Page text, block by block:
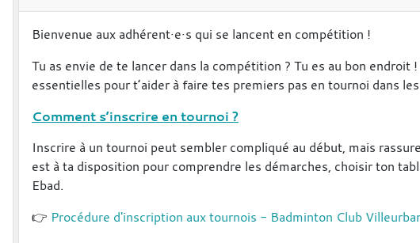
Bienvenue aux adhérent·e·s qui se lancent en compétition !
Tu as envie de te lancer dans la compétition ? Tu es au bon
essentielles pour t’aider à faire tes premiers pas en tournoi dans
Comment s’inscrire en tournoi ?
Inscrire à un tournoi peut sembler compliqué au début, mais
est à ta disposition pour comprendre les démarches, choisir ton
Ebad.
👉 Procédure d'inscription aux tournois - Badminton Club